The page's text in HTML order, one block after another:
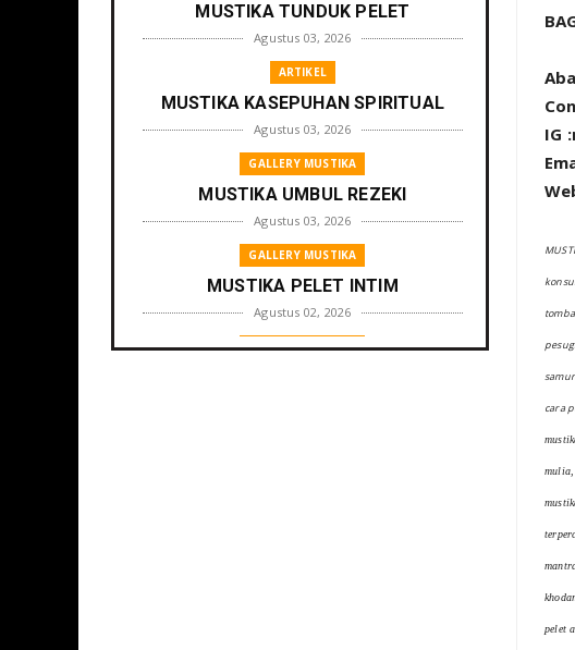
IG
cara
mulia,
pelet
MUSTIKA TUNDUK PELET
Agustus 03, 2026
ARTIKEL
MUSTIKA KASEPUHAN SPIRITUAL
Agustus 03, 2026
GALLERY MUSTIKA
MUSTIKA UMBUL REZEKI
Agustus 03, 2026
GALLERY MUSTIKA
MUSTIKA PELET INTIM
Agustus 02, 2026
GALLERY MUSTIKA